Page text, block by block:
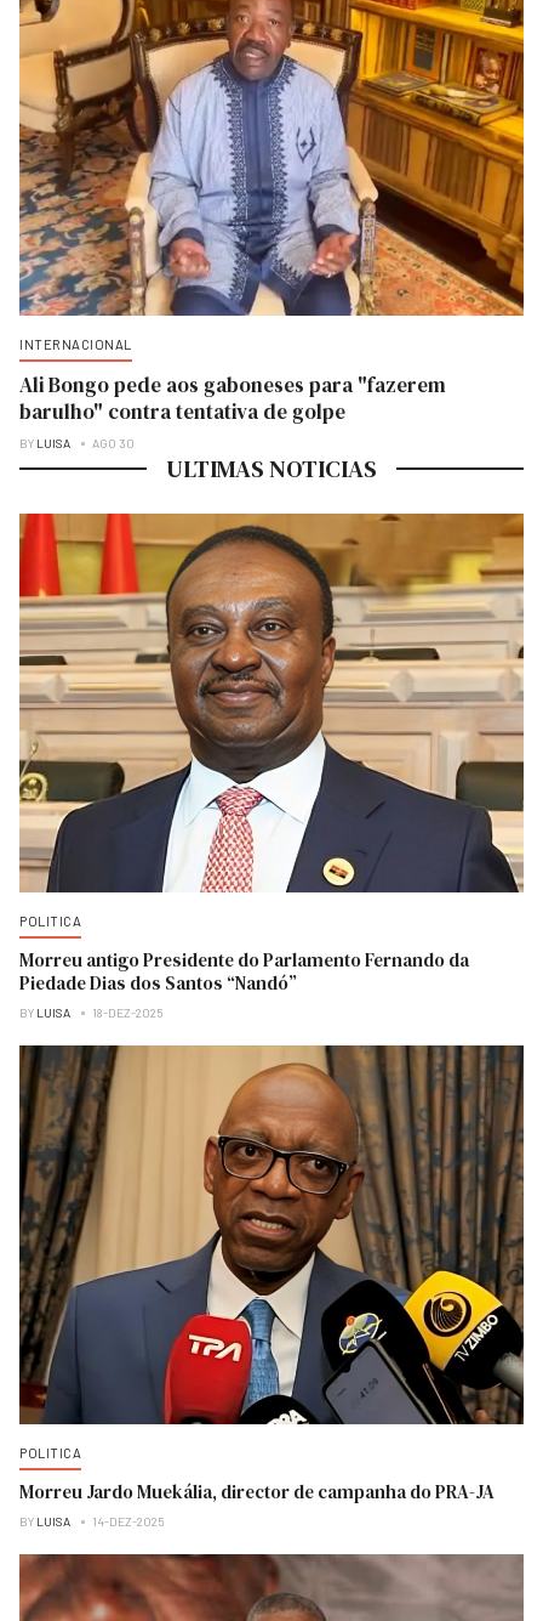
INTERNACIONAL
Ali Bongo pede aos gaboneses para "fazerem
barulho" contra tentativa de golpe
BY LUISA AGO 30
ULTIMAS NOTICIAS
POLITICA
Morreu antigo Presidente do Parlamento Fernando da
Piedade Dias dos Santos “Nandó”
BY LUISA 18-DEZ-2025
POLITICA
Morreu Jardo Muekália, director de campanha do PRA-JA
BY LUISA 14-DEZ-2025